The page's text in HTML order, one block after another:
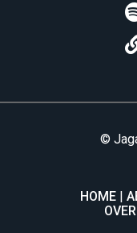
©
HOME